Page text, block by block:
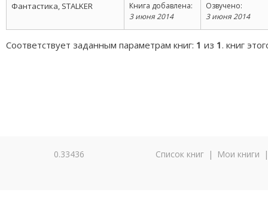
Фантастика, STALKER
Книга добавлена:
3 июня 2014
Озвучено:
3 июня 2014
Соответствует заданным параметрам книг: 1 из 1. книг
0.33436 Список книг | Мои книги |